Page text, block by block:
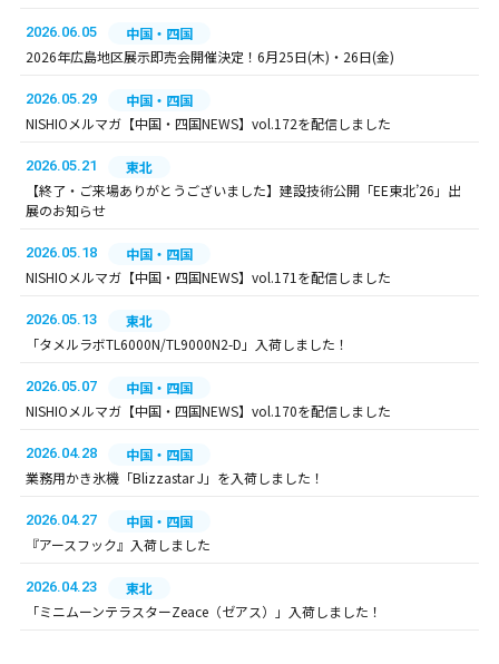
2026.06.05
中国・四国
2026年広島地区展示即売会開催決定！6月25日(木)・26日(金)
2026.05.29
中国・四国
NISHIOメルマガ【中国・四国NEWS】vol.172を配信しました
2026.05.21
東北
【終了・ご来場ありがとうございました】建設技術公開「EE東北’26」出
展のお知らせ
2026.05.18
中国・四国
NISHIOメルマガ【中国・四国NEWS】vol.171を配信しました
2026.05.13
東北
「タメルラボTL6000N/TL9000N2-D」入荷しました！
2026.05.07
中国・四国
NISHIOメルマガ【中国・四国NEWS】vol.170を配信しました
2026.04.28
中国・四国
業務用かき氷機「Blizzastar J」を入荷しました！
2026.04.27
中国・四国
『アースフック』入荷しました
2026.04.23
東北
「ミニムーンテラスターZeace（ゼアス）」入荷しました！